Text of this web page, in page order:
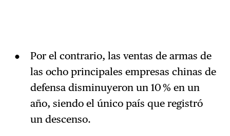
Por el contrario, las ventas de armas de
las ocho principales empresas chinas de
defensa disminuyeron un 10 % en un
año, siendo el único país que registró
un descenso.